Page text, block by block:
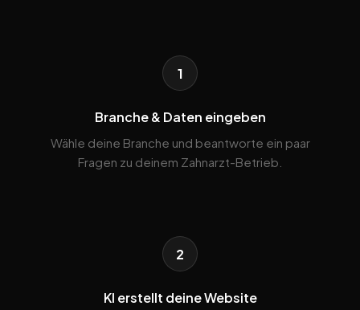
1
Branche & Daten eingeben
Wähle deine Branche und beantworte ein paar
Fragen zu deinem Zahnarzt-Betrieb.
2
KI erstellt deine Website